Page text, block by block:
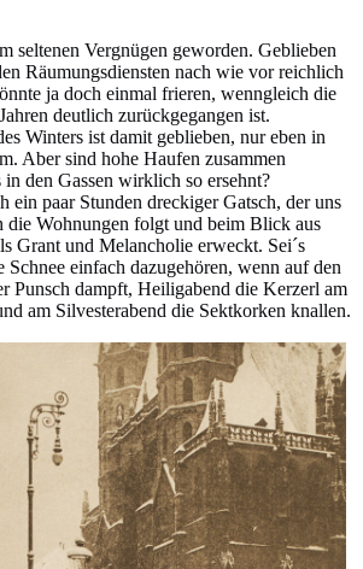
seltenen Vergnügen geworden. Geblieben
Räumungsdiensten nach wie vor reichlich
ja doch einmal frieren, wenngleich die
deutlich zurückgegangen ist.
Winters ist damit geblieben, nur eben in
Aber sind hohe Haufen zusammen
in den Gassen wirklich so ersehnt?
ein paar Stunden dreckiger Gatsch, der uns
die Wohnungen folgt und beim Blick aus
Grant und Melancholie erweckt. Sei´s
einfach dazugehören, wenn auf den
Punsch dampft, Heiligabend die Kerzerl am
am Silvesterabend die Sektkorken knallen.